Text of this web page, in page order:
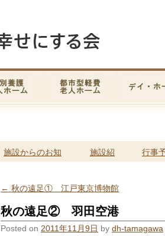
施設からのお知 施設紹 行事
← 秋の遠足① 江戸東京博物館
秋の遠足② 羽田空港
Posted on 2011年11月9日 by dh-tamagawa